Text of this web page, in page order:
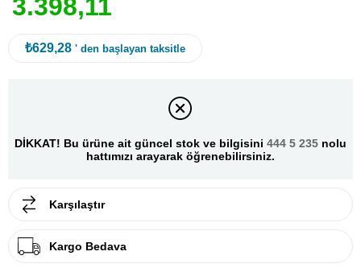
3.398,11
₺629,28 ' den başlayan taksitle
DİKKAT! Bu ürüne ait güncel stok ve bilgisini 444 5 235 nolu
hattımızı arayarak öğrenebilirsiniz.
Karşılaştır
Kargo Bedava